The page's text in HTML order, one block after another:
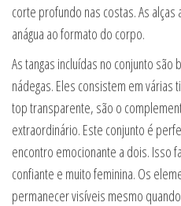
corte profundo nas costas. As
anágua ao formato do corpo.
As tangas incluídas no conjunto
nádegas. Eles consistem em várias
top transparente, são o
extraordinário. Este conjunto é
encontro emocionante a dois. Isso
confiante e muito feminina. Os
permanecer visíveis mesmo